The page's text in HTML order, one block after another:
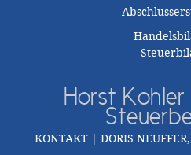
Horst Kohler
KONTAKT | DORIS